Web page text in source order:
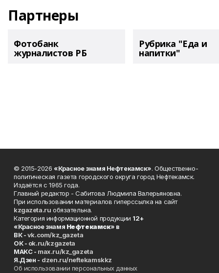
Партнеры
Фотобанк
журналистов РБ
Рубрика "Еда и
напитки"
© 2015-2026 «Красное знамя Нефтекамск». Общественно-
политическая газета городского округа город Нефтекамск.
Издаётся с 1965 года.
Главный редактор - Сабитова Людмила Валерьяновна.
При использовании материалов гиперссылка на сайт
kzgazeta.ru обязательна.
Категория информационной продукции 12+
«Красное знамя Нефтекамск» в
ВК -vk.com/kz_gazeta
ОК - ok.ru/kzgazeta
MAKC - max.ru/kz_gazeta
Я.Дзен - dzen.ru/neftekamskkz
Об использовании персональных данных